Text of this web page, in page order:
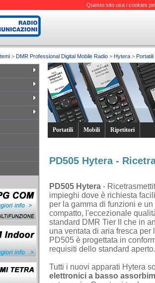
> DMR Professional Digital Mobile Radio > Hytera > Portatili
Portatili Mobili Ripetitori
PD505 Hytera -
PD505 Hytera -
impieghi dove è richiesta
per la gamma di funzioni e
compatto, l'eccezionale
standard DMR Tier II che in
una ventata di aria fresca
PD505 è progettata in
requisiti dello standard aperto.
Tutti i nuovi apparati Hytera
elettronici a basso
Questo sito usa i cookies